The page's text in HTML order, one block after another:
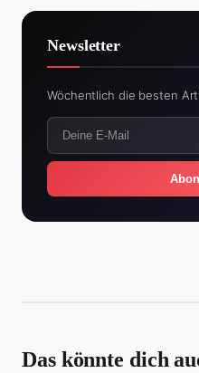
Newsletter
Wöchentlich die besten
Das könnte dich